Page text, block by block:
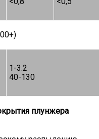
1-3.2
40-130
плунжера